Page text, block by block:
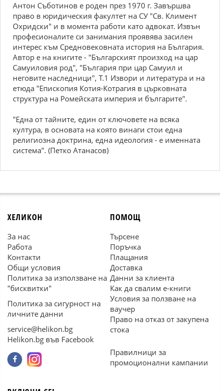
Антон Съботинов е роден през 1970 г. Завършва
право в юридическия факултет на СУ "Св. Климент
Охридски" и в момента работи като адвокат. Извън
професионалите си занимания проявява засилен
интерес към Средновековната история на България.
Автор е на книгите - "Българският произход на цар
Самуиловия род", "България при цар Самуил и
неговите наследници", Т.1 Извори и литература и на
етюда "Епископия Котия-Котрагия в църковната
структура на Ромейската империя и българите".
"Една от тайните, един от ключовете на всяка
култура, в основата на която винаги стои една
религиозна доктрина, една идеология - е именната
система". (Петко Атанасов)
ХЕЛИКОН
За нас
Работа
Контакти
Общи условия
Политика за използване на
"бисквитки"
Политика за сигурност на
личните данни
service@helikon.bg
Helikon.bg във Facebook
ПОМОЩ
Търсене
Поръчка
Плащания
Доставка
Данни за клиента
Как да свалим е-книги
Условия за ползване на
ваучер
Право на отказ от закупена
стока
Правилници за
промоционални кампании